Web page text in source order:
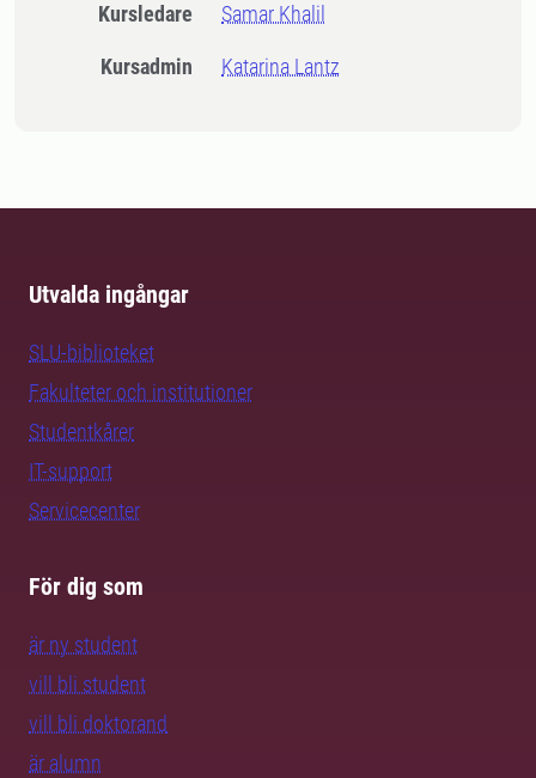
Kursledare Samar Khalil
Kursadmin Katarina Lantz
Utvalda ingångar
SLU-biblioteket
Fakulteter och institutioner
Studentkårer
IT-support
Servicecenter
För dig som
är ny student
vill bli student
vill bli doktorand
är alumn